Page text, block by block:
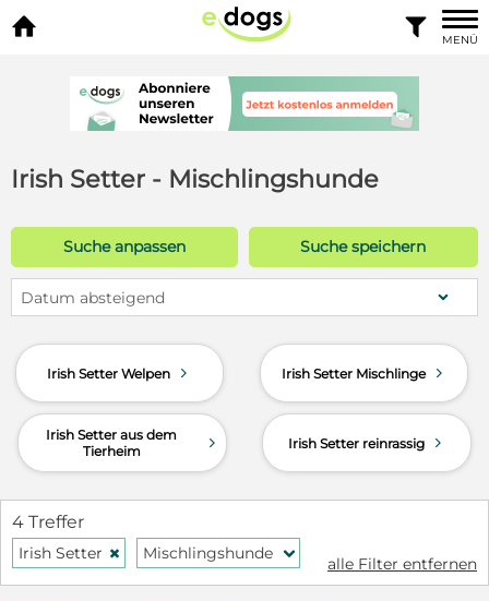
 
MENÜ
Irish Setter - Mischlingshunde
Suche anpassen Suche speichern
Datum absteigend
Irish Setter Welpen d Irish Setter Mischlinge d
Irish Setter aus dem
Tierheim
d Irish Setter reinrassig d
4 Treffer
Irish Setter H Mischlingshunde f
alle Filter entfernen